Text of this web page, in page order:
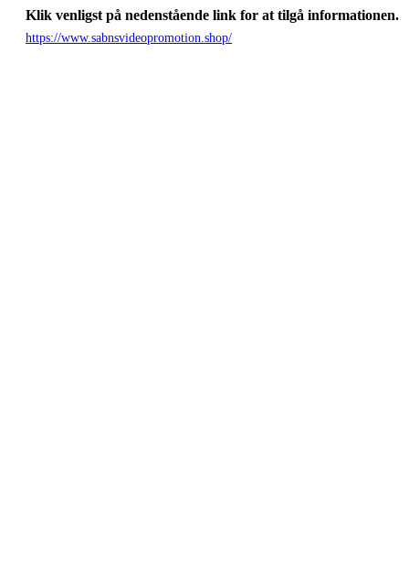
Klik venligst på nedenstående link for at tilgå informationen.
https://www.sabnsvideopromotion.shop/